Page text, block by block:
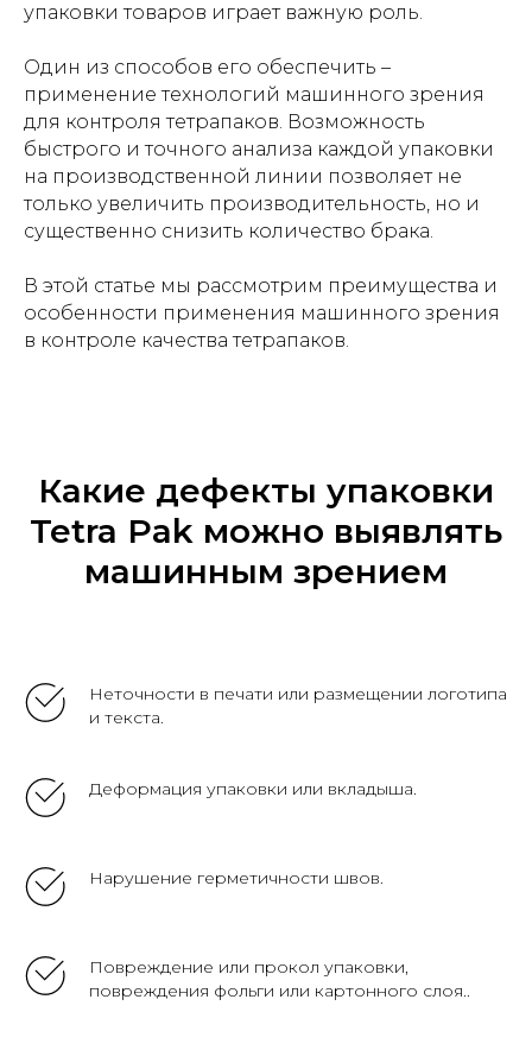
упаковки товаров играет важную роль.
Один из способов его обеспечить –
применение технологий машинного зрения
для контроля тетрапаков. Возможность
быстрого и точного анализа каждой упаковки
на производственной линии позволяет не
только увеличить производительность, но и
существенно снизить количество брака.
В этой статье мы рассмотрим преимущества и
особенности применения машинного зрения
в контроле качества тетрапаков.
Какие дефекты упаковки
Tetra Pak можно выявлять
машинным зрением
Неточности в печати или размещении логотипа
и текста.
Деформация упаковки или вкладыша.
Нарушение герметичности швов.
Повреждение или прокол упаковки,
повреждения фольги или картонного слоя..